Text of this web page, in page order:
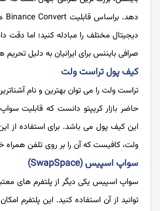
دیجیتال مختلف را مبادله کنید؛ اما دقت
صرافی بایننس برای ایرانیان به دلیل
کیف پول تراست ولت
تراست ولت را می توان بهترین و نام
حاضر بازار کریپتو دانست که قابلیت
این کیف پول می باشد. برای استفاده از
ولت، کافیست که آن را بر روی تلفن همراه
سواپ اسپیس (SwapSpace)
سواپ اسپیس یکی دیگر از پلتفرم های
توانید از آن استفاده کنید. این پلتفرم